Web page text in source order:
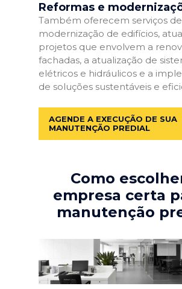
Reformas e
Também oferecem serviços
modernização de edifícios,
projetos que envolvem a
fachadas, a atualização de
elétricos e hidráulicos e a
de soluções sustentáveis e
AGENDE A EXECUÇÃO DE SUA
MANUTENÇÃO PREDIAL
Como
empresa certa
manutenção